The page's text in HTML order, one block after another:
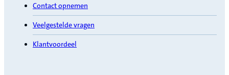
Contact opnemen
Veelgestelde vragen
Klantvoordeel